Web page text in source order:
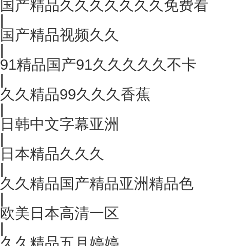
国产精品久久久久久久久免费看
|
国产精品视频久久
|
91精品国产91久久久久久不卡
|
久久精品99久久久香蕉
|
日韩中文字幕亚洲
|
日本精品久久久
|
久久精品国产精品亚洲精品色
|
欧美日本高清一区
|